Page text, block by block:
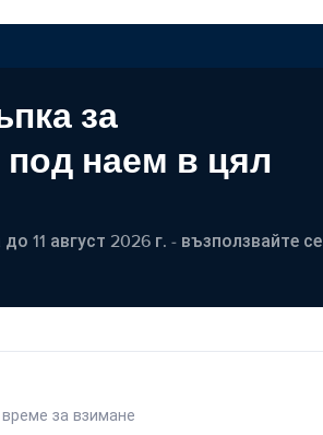
за
наем в цял
11 август 2026 г. - възползвайте се
за взимане